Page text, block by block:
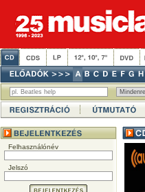
Felhasználónév
Jelszó